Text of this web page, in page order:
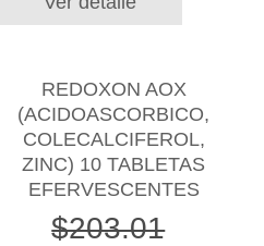
REDOXON AOX
(ACIDOASCORBICO,
COLECALCIFEROL,
ZINC) 10 TABLETAS
EFERVESCENTES
$203.01